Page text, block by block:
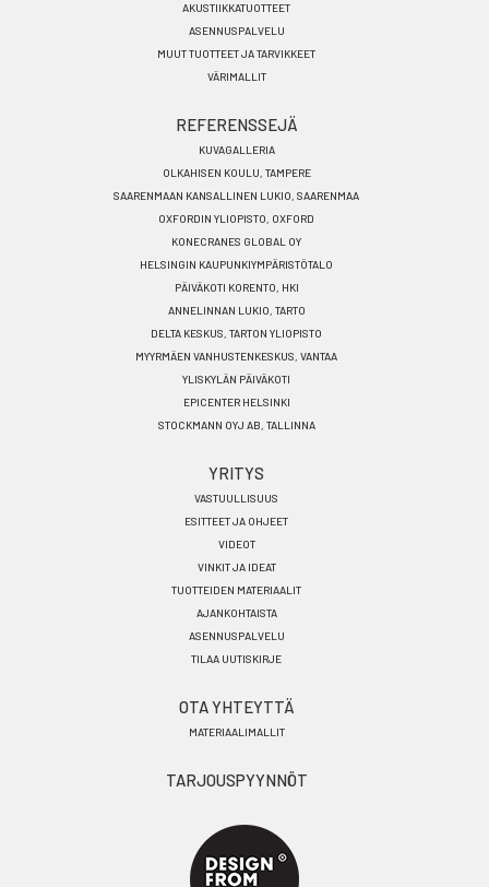
AKUSTIIKKATUOTTEET
ASENNUSPALVELU
MUUT TUOTTEET JA TARVIKKEET
VÄRIMALLIT
REFERENSSEJÄ
KUVAGALLERIA
OLKAHISEN KOULU, TAMPERE
SAARENMAAN KANSALLINEN LUKIO, SAARENMAA
OXFORDIN YLIOPISTO, OXFORD
KONECRANES GLOBAL OY
HELSINGIN KAUPUNKIYMPÄRISTÖTALO
PÄIVÄKOTI KORENTO, HKI
ANNELINNAN LUKIO, TARTO
DELTA KESKUS, TARTON YLIOPISTO
MYYRMÄEN VANHUSTENKESKUS, VANTAA
YLISKYLÄN PÄIVÄKOTI
EPICENTER HELSINKI
STOCKMANN OYJ AB, TALLINNA
YRITYS
VASTUULLISUUS
ESITTEET JA OHJEET
VIDEOT
VINKIT JA IDEAT
TUOTTEIDEN MATERIAALIT
AJANKOHTAISTA
ASENNUSPALVELU
TILAA UUTISKIRJE
OTA YHTEYTTÄ
MATERIAALIMALLIT
TARJOUSPYYNNÖT